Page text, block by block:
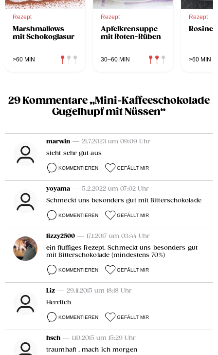
Rezept
Marshmallows
mit Schokoglasur
>60 MIN
Rezept
Apfelkrensuppe
mit Roten-Rüben
30–60 MIN
Rezept
>60 MIN
29 Kommentare „Mini-Kaffeeschokolade
Gugelhupf mit Nüssen“
marwin — 21.7.2023 um 09:09 Uhr
sieht sehr gut aus
KOMMENTIEREN GEFÄLLT MIR
yoyama — 5.2.2022 um 07:02 Uhr
Schmeckt uns besonders gut mit Bitterschokolade
KOMMENTIEREN GEFÄLLT MIR
lizzy2500 — 17.1.2017 um 03:44 Uhr
ein fluffiges Rezept. Schmeckt uns besonders gut
mit Bitterschokolade (mindestens 70%)
KOMMENTIEREN GEFÄLLT MIR
Liz — 29.11.2015 um 18:18 Uhr
Herrlich
KOMMENTIEREN GEFÄLLT MIR
hsch — 1.10.2015 um 15:29 Uhr
traumhaft , mach ich morgen